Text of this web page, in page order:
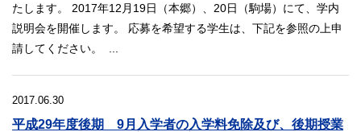
たします。 2017年12月19日（本郷）、20日（駒場）にて、学内
説明会を開催します。 応募を希望する学生は、下記を参照の上申
請してください。 ...
2017.06.30
平成29年度後期 9月入学者の入学料免除及び、後期授業